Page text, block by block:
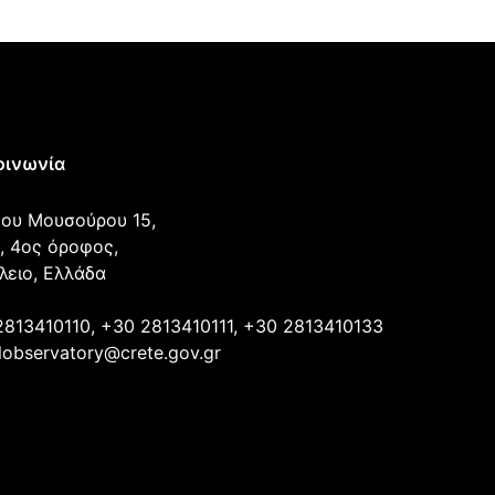
Μουσούρου 15,
4ος όροφος,
Ελλάδα
+30 2813410111, +30 2813410133